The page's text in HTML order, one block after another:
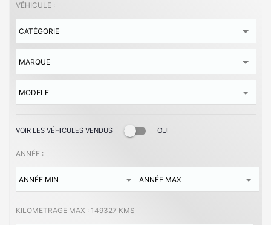
VÉHICULE :
VOIR LES VÉHICULES VENDUS OUI
ANNÉE :
KILOMETRAGE MAX : 149327 KMS